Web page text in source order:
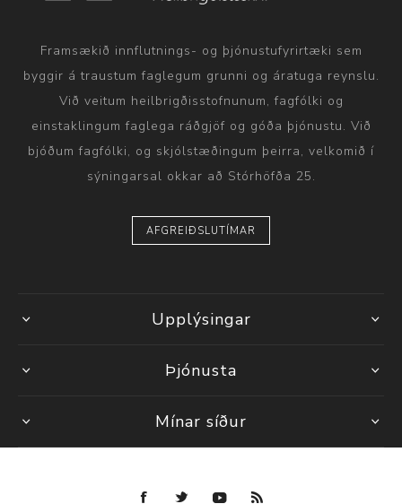
Framsækið innflutnings- og þjónustufyrirtæki sem
byggir á traustum faglegum grunni og áratuga reynslu.
Við veitum heilbrigðisstofnunum, fagfólki og
einstaklingum faglega ráðgjöf og góða þjónustu. Við
bjóðum fagfólki, og skjólstæðingum þeirra, velkomið í
sýningarsal okkar að Stórhöfða 25.
AFGREIÐSLUTÍMAR
Upplýsingar
Þjónusta
Mínar síður